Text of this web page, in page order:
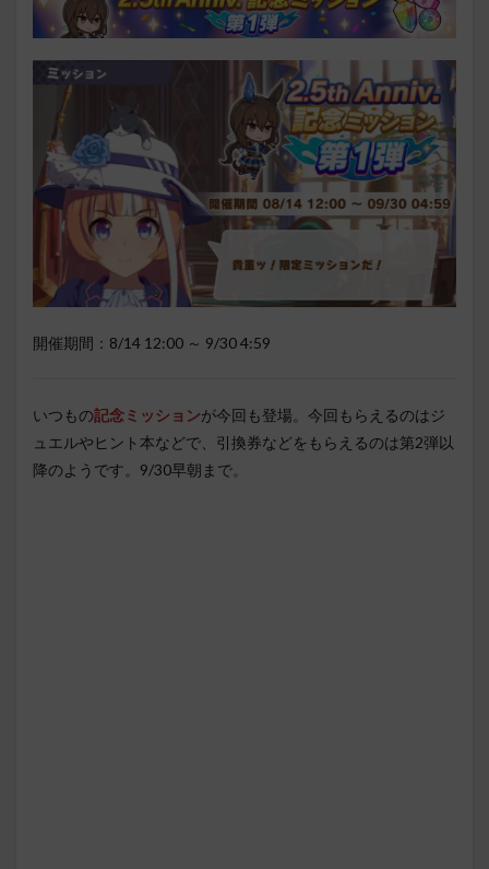
開催期間：8/14 12:00 ～ 9/30 4:59
いつもの記念ミッションが今回も登場。今回もらえるのはジ
ュエルやヒント本などで、引換券などをもらえるのは第2弾以
降のようです。9/30早朝まで。